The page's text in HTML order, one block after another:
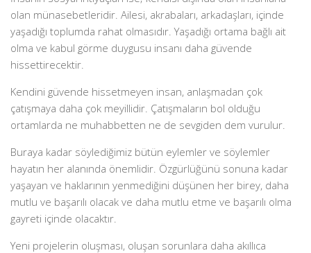
olan münasebetleridir. Ailesi, akrabaları, arkadaşları, içinde
yaşadığı toplumda rahat olmasıdır. Yaşadığı ortama bağlı ait
olma ve kabul görme duygusu insanı daha güvende
hissettirecektir.
Kendini güvende hissetmeyen insan, anlaşmadan çok
çatışmaya daha çok meyillidir. Çatışmaların bol olduğu
ortamlarda ne muhabbetten ne de sevgiden dem vurulur.
Buraya kadar söylediğimiz bütün eylemler ve söylemler
hayatın her alanında önemlidir. Özgürlüğünü sonuna kadar
yaşayan ve haklarının yenmediğini düşünen her birey, daha
mutlu ve başarılı olacak ve daha mutlu etme ve başarılı olma
gayreti içinde olacaktır.
Yeni projelerin oluşması, oluşan sorunlara daha akıllıca